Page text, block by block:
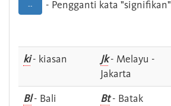
-- - Pengganti kata "signifikan"
ki- kiasan Jk- Melayu -
Jakarta
Bl- Bali Bt- Batak